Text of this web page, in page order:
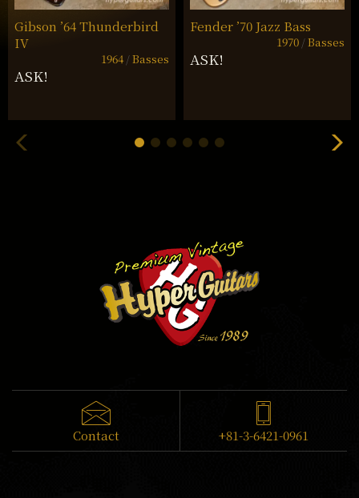
Gibson ’64 Thunderbird
IV
1964 Basses
ASK!
Fender ’70 Jazz Bass
1970 Basses
ASK!
Contact +81-3-6421-0961